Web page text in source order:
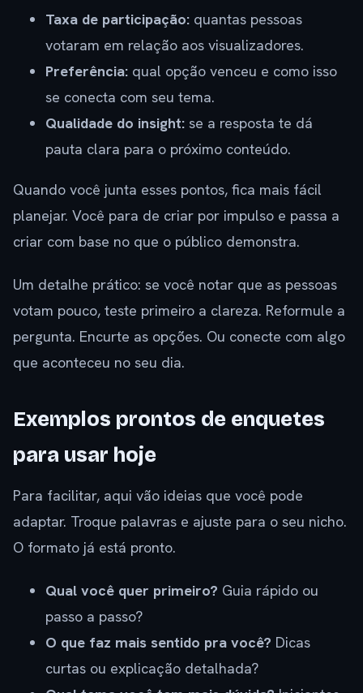
Taxa de participação: quantas pessoas
votaram em relação aos visualizadores.
Preferência: qual opção venceu e como isso
se conecta com seu tema.
Qualidade do insight: se a resposta te dá
pauta clara para o próximo conteúdo.
Quando você junta esses pontos, fica mais fácil
planejar. Você para de criar por impulso e passa a
criar com base no que o público demonstra.
Um detalhe prático: se você notar que as pessoas
votam pouco, teste primeiro a clareza. Reformule a
pergunta. Encurte as opções. Ou conecte com algo
que aconteceu no seu dia.
Exemplos prontos de enquetes
para usar hoje
Para facilitar, aqui vão ideias que você pode
adaptar. Troque palavras e ajuste para o seu nicho.
O formato já está pronto.
Qual você quer primeiro? Guia rápido ou
passo a passo?
O que faz mais sentido pra você? Dicas
curtas ou explicação detalhada?